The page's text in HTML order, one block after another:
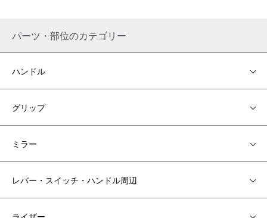
パーツ・部位のカテゴリー
ハンドル
グリップ
ミラー
レバー・スイッチ・ハンドル周辺